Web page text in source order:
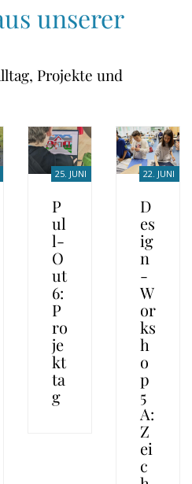
unserer
Projekte und
25. JUNI
P
ul
l-
O
ut
6:
P
ro
je
kt
ta
g
22. JUNI
D
es
ig
n
-
W
or
ks
h
o
p
5
A:
Z
ei
c